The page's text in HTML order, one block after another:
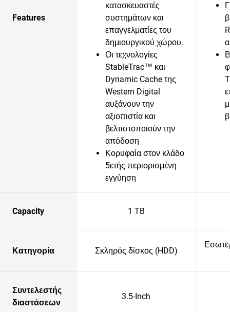
Features
κατασκευαστές
συστημάτων και
επαγγελματίες του
δημιουργικού χώρου.
Οι τεχνολογίες
StableTrac™ και
Dynamic Cache της
Western Digital
αυξάνουν την
αξιοπιστία και
βελτιστοποιούν την
απόδοση
Κορυφαία στον κλάδο
5ετής περιορισμένη
εγγύηση
Capacity 1 TB
Κατηγορία Σκληρός δίσκος (HDD)
Συντελεστής
διαστάσεων
3.5-Inch